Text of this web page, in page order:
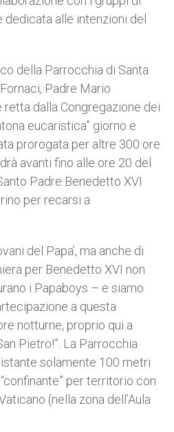
dedicata alle intenzioni del
della Parrocchia di Santa
Padre Mario
retta dalla Congregazione dei
eucaristica” giorno e
prorogata per altre 300 ore
avanti fino alle ore 20 del
Padre Benedetto XVI
per recarsi a
del Papa’, ma anche di
per Benedetto XVI non
i Papaboys – e siamo
a questa
notturne, proprio qui a
Pietro!”. La Parrocchia
solamente 100 metri
per territorio con
(nella zona dell’Aula